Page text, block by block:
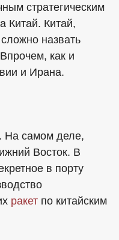
стратегическим
Китай. Китай,
назвать
как и
и Ирана.
На самом деле,
Восток. В
в порту
ракет по китайским